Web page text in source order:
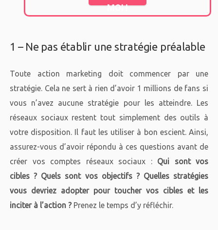
MOI !
1 – Ne pas établir une stratégie préalable
Toute action marketing doit commencer par une
stratégie. Cela ne sert à rien d’avoir 1 millions de fans si
vous n’avez aucune stratégie pour les atteindre. Les
réseaux sociaux restent tout simplement des outils à
votre disposition. Il faut les utiliser à bon escient. Ainsi,
assurez-vous d’avoir répondu à ces questions avant de
créer vos comptes réseaux sociaux : Qui sont vos
cibles ? Quels sont vos objectifs ? Quelles stratégies
vous devriez adopter pour toucher vos cibles et les
inciter à l’action ?Prenez le temps d’y réfléchir.